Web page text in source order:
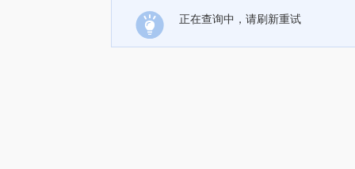
正在查询中，请刷新重试